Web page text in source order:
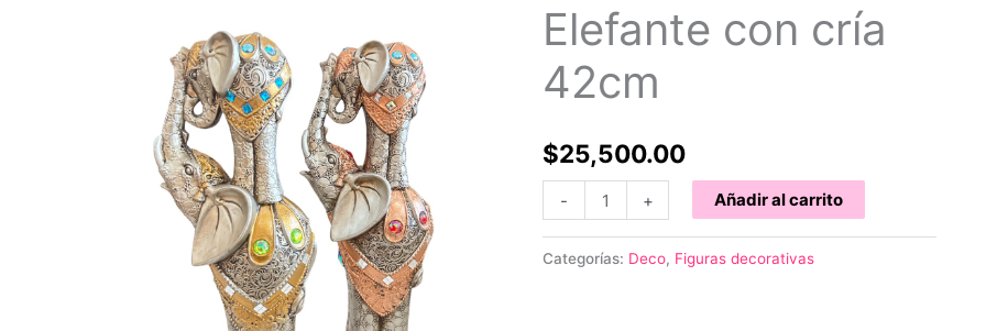
Elefante con cría
42cm
$25,500.00
-
Elefante
con
cría
+ Añadir al carrito
Categorías: Deco, Figuras decorativas